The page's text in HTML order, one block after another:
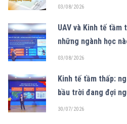
03/08/2026
UAV và Kinh tế tầm
những ngành học
03/08/2026
Kinh tế tầm thấp:
bầu trời đang đợi
30/07/2026